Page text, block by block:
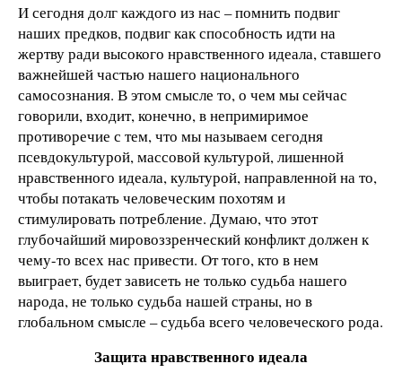
И сегодня долг каждого из нас – помнить подвиг
наших предков, подвиг как способность идти на
жертву ради высокого нравственного идеала, ставшего
важнейшей частью нашего национального
самосознания. В этом смысле то, о чем мы сейчас
говорили, входит, конечно, в непримиримое
противоречие с тем, что мы называем сегодня
псевдокультурой, массовой культурой, лишенной
нравственного идеала, культурой, направленной на то,
чтобы потакать человеческим похотям и
стимулировать потребление. Думаю, что этот
глубочайший мировоззренческий конфликт должен к
чему-то всех нас привести. От того, кто в нем
выиграет, будет зависеть не только судьба нашего
народа, не только судьба нашей страны, но в
глобальном смысле – судьба всего человеческого рода.
Защита нравственного идеала